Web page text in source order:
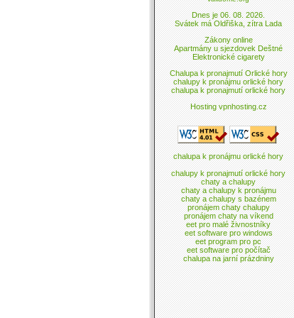
Dnes je 06. 08. 2026.
Svátek má Oldřiška, zítra Lada
Zákony online
Apartmány u sjezdovek Deštné
Elektronické cigarety
Chalupa k pronajmutí Orlické hory
chalupy k pronájmu orlické hory
chalupa k pronajmutí orlické hory
Hosting vpnhosting.cz
chalupa k pronájmu orlické hory
chalupy k pronajmutí orlické hory
chaty a chalupy
chaty a chalupy k pronájmu
chaty a chalupy s bazénem
pronájem chaty chalupy
pronájem chaty na víkend
eet pro malé živnostníky
eet software pro windows
eet program pro pc
eet software pro počítač
chalupa na jarní prázdniny